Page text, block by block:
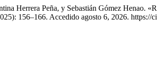
Herrera Peña, y Sebastián Gómez Henao.
156–166. Accedido agosto 6, 2026.